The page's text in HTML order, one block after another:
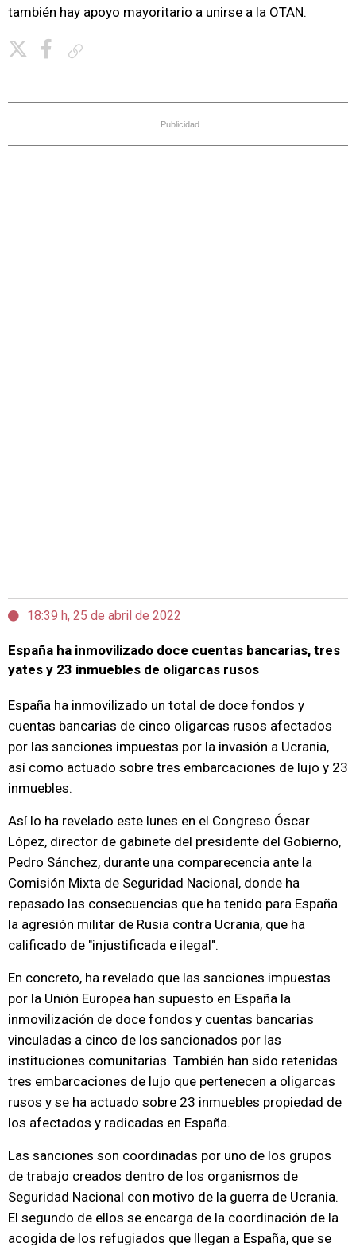
también hay apoyo mayoritario a unirse a la OTAN.
Publicidad
18:39 h, 25 de abril de 2022
España ha inmovilizado doce cuentas bancarias, tres
yates y 23 inmuebles de oligarcas rusos
España ha inmovilizado un total de doce fondos y
cuentas bancarias de cinco oligarcas rusos afectados
por las sanciones impuestas por la invasión a Ucrania,
así como actuado sobre tres embarcaciones de lujo y 23
inmuebles.
Así lo ha revelado este lunes en el Congreso Óscar
López, director de gabinete del presidente del Gobierno,
Pedro Sánchez, durante una comparecencia ante la
Comisión Mixta de Seguridad Nacional, donde ha
repasado las consecuencias que ha tenido para España
la agresión militar de Rusia contra Ucrania, que ha
calificado de "injustificada e ilegal".
En concreto, ha revelado que las sanciones impuestas
por la Unión Europea han supuesto en España la
inmovilización de doce fondos y cuentas bancarias
vinculadas a cinco de los sancionados por las
instituciones comunitarias. También han sido retenidas
tres embarcaciones de lujo que pertenecen a oligarcas
rusos y se ha actuado sobre 23 inmuebles propiedad de
los afectados y radicadas en España.
Las sanciones son coordinadas por uno de los grupos
de trabajo creados dentro de los organismos de
Seguridad Nacional con motivo de la guerra de Ucrania.
El segundo de ellos se encarga de la coordinación de la
acogida de los refugiados que llegan a España, que se